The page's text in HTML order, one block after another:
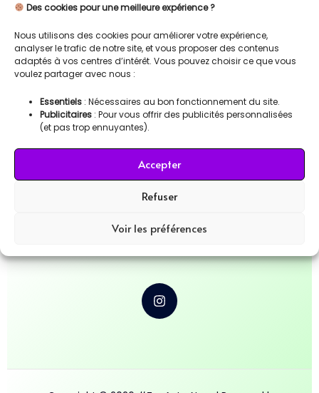
Des cookies pour une meilleure expérience ?
Nous utilisons des cookies pour améliorer votre expérience,
analyser le trafic de notre site, et vous proposer des contenus
adaptés à vos centres d’intérêt. Vous pouvez choisir ce que vous
voulez partager avec nous :
Essentiels : Nécessaires au bon fonctionnement du site.
Publicitaires : Pour vous offrir des publicités personnalisées
(et pas trop ennuyantes).
Accepter
Refuser
Voir les préférences
Checkout